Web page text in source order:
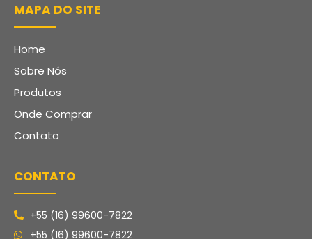
MAPA DO SITE
Home
Sobre Nós
Produtos
Onde Comprar
Contato
CONTATO
+55 (16) 99600-7822
+55 (16) 99600-7822